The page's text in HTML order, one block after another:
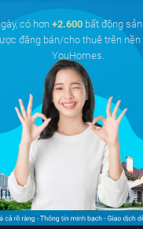
đế Vinhomes
Nam Từ Liêm, Hà Nội
Tây Nam
Đã giao dịch
có hơn +2.600 bất động
đăng bán/cho thuê trên nền
YouHomes.